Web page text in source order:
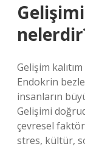
Gelişim
Endokrin
insanların
Gelişimi
çevresel
stres, kültür,